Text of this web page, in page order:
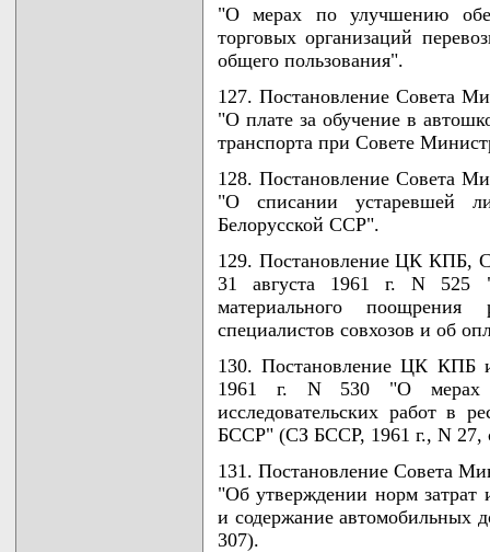
"О мерах по улучшению
торговых организаций
общего пользования".
127. Постановление Совета
"О плате за обучение в
транспорта при Совете
128. Постановление Совета
"О списании устаревшей
Белорусской ССР".
129. Постановление ЦК КПБ,
31 августа 1961 г. N 525
материального
специалистов совхозов и об
130. Постановление ЦК КПБ
1961 г. N 530 "О мерах
исследовательских работ в
БССР" (СЗ БССР, 1961 г., N 27,
131. Постановление Совета
"Об утверждении норм затрат
и содержание автомобильных
307).